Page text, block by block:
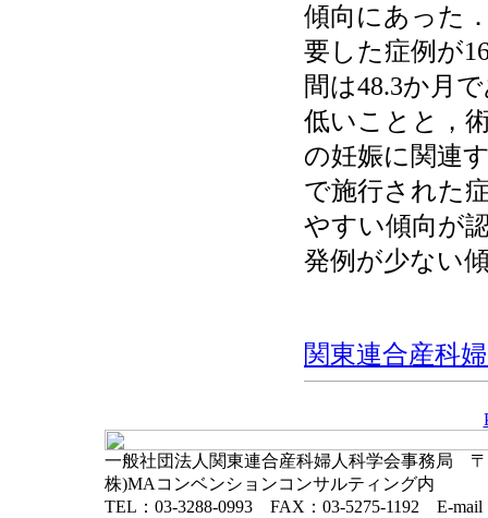
傾向にあった
要した症例が
間は48.3か月
低いことと，
の妊娠に関連
で施行された
やすい傾向が
発例が少ない
関東連合産科
一般社団法人関東連合産科婦人科学会事務局 〒
株)MAコンベンションコンサルティング内
TEL：03-3288-0993 FAX：03-5275-1192 E-mail